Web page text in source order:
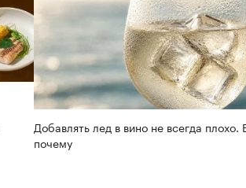
Добавлять лед в вино не всегда плохо.
почему